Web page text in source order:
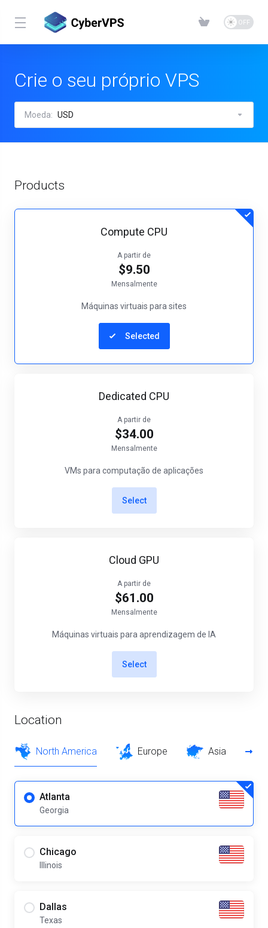
Crie o seu próprio VPS
Moeda: USD
Products
Compute CPU
A partir de
$9.50
Mensalmente
Máquinas virtuais para sites
Selected
Dedicated CPU
A partir de
$34.00
Mensalmente
VMs para computação de aplicações
Select
Cloud GPU
A partir de
$61.00
Mensalmente
Máquinas virtuais para aprendizagem de IA
Select
Location
North America Europe Asia
Atlanta
Georgia
Chicago
Illinois
Dallas
Texas